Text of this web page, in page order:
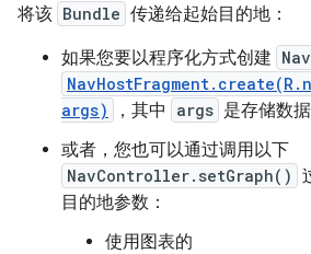
将该 Bundle 传递给起始目的地：
如果您要以程序化方式创建
args)
，其中 args 是存储数
或者，您也可以通过调用以下
NavController.setGraph()
目的地参数：
使用图表的